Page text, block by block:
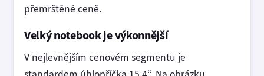
přemrštěné ceně.
Velký notebook je výkonnější
V nejlevnějším cenovém segmentu je